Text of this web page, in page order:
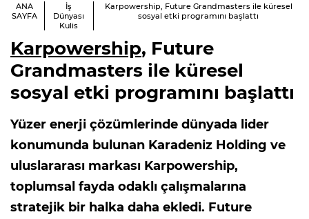
ANA
SAYFA
İş
Dünyası
Kulis
Karpowership, Future Grandmasters ile küresel
sosyal etki programını başlattı
Karpowership, Future
Grandmasters ile küresel
sosyal etki programını başlattı
Yüzer enerji çözümlerinde dünyada lider
konumunda bulunan Karadeniz Holding ve
uluslararası markası Karpowership,
toplumsal fayda odaklı çalışmalarına
stratejik bir halka daha ekledi. Future